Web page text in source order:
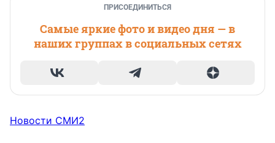
ПРИСОЕДИНИТЬСЯ
Самые яркие фото и видео дня — в
наших группах в социальных сетях
Новости СМИ2